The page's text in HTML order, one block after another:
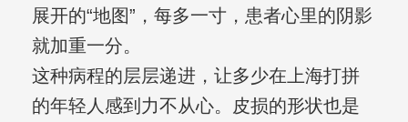
展开的“地图”，每多一寸，患者心里的阴影
就加重一分。
这种病程的层层递进，让多少在上海打拼
的年轻人感到力不从心。皮损的形状也是